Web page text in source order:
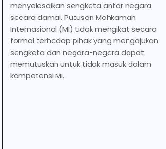
menyelesaikan sengketa antar negara
secara damai. Putusan Mahkamah
Internasional (MI) tidak mengikat secara
formal terhadap pihak yang mengajukan
sengketa dan negara-negara dapat
memutuskan untuk tidak masuk dalam
kompetensi MI.